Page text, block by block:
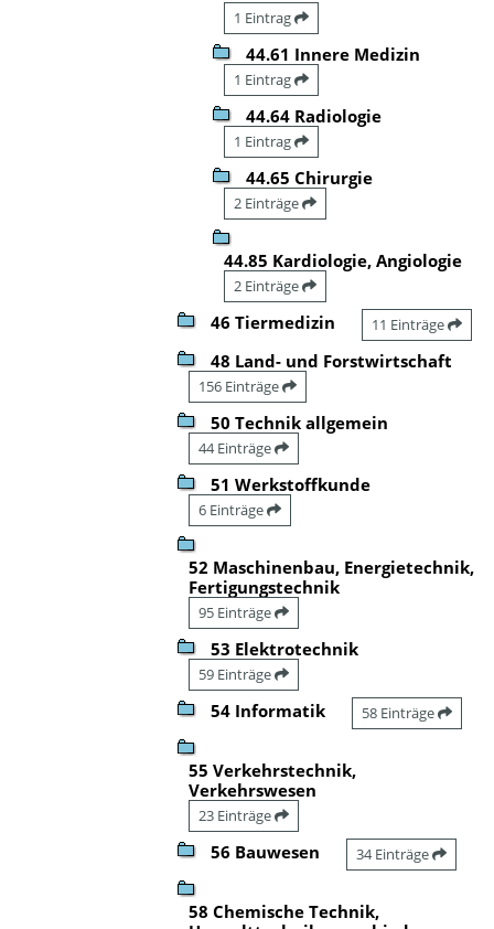
1 Eintrag
44.61 Innere Medizin
1 Eintrag
44.64 Radiologie
1 Eintrag
44.65 Chirurgie
2 Einträge
44.85 Kardiologie, Angiologie
2 Einträge
46 Tiermedizin 11 Einträge
48 Land- und Forstwirtschaft
156 Einträge
50 Technik allgemein
44 Einträge
51 Werkstoffkunde
6 Einträge
52 Maschinenbau, Energietechnik,
Fertigungstechnik
95 Einträge
53 Elektrotechnik
59 Einträge
54 Informatik 58 Einträge
55 Verkehrstechnik,
Verkehrswesen
23 Einträge
56 Bauwesen 34 Einträge
58 Chemische Technik,